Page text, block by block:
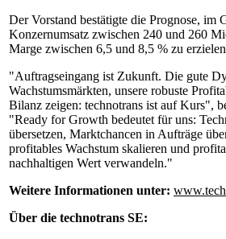
Der Vorstand bestätigte die Prognose, im
Konzernumsatz zwischen 240 und 260
Marge zwischen 6,5 und 8,5 % zu
"Auftragseingang ist Zukunft. Die gute
Wachstumsmärkten, unsere robuste
Bilanz zeigen: technotrans ist auf Kurs",
"Ready for Growth bedeutet für uns:
übersetzen, Marktchancen in Aufträge
profitables Wachstum skalieren und
nachhaltigen Wert verwandeln."
Weitere Informationen unter:
Über die technotrans SE: